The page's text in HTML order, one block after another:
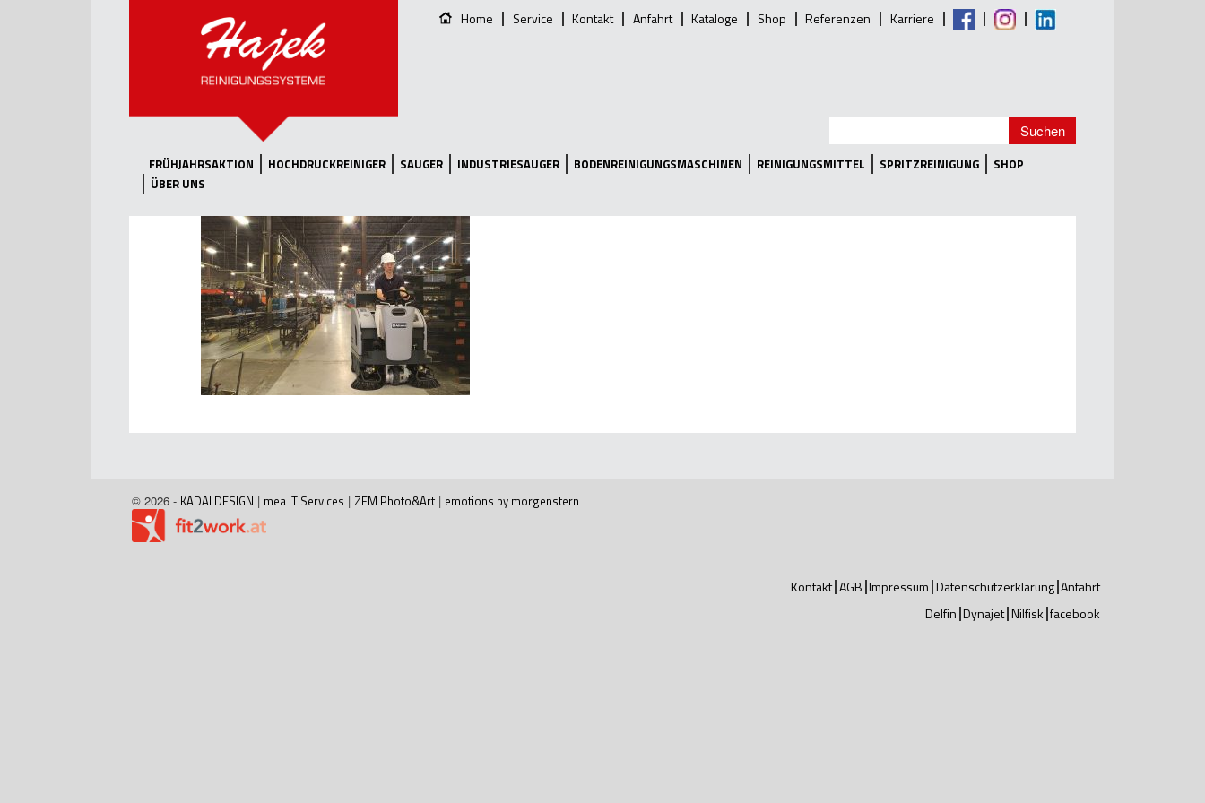
Home Service Kontakt Anfahrt Kataloge Shop Referenzen Karriere
FRÜHJAHRSAKTION HOCHDRUCKREINIGER SAUGER INDUSTRIESAUGER BODENREINIGUNGSMASCHINEN REINIGUNGSMITTEL SPRITZREINIGUNG
SHOP
ÜBER UNS
© 2026 - KADAI DESIGN | mea IT Services | ZEM Photo&Art | emotions by morgenstern
Kontakt AGB Impressum Datenschutzerklärung Anfahrt
Delfin Dynajet Nilfisk facebook